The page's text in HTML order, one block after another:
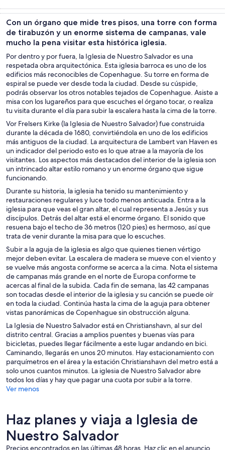
excursiones de
un día
historia
y
personalizados
actividades al
aire libre
Con un órgano que mide tres pisos, una torre con forma
de tirabuzón y un enorme sistema de campanas, vale
mucho la pena visitar esta histórica iglesia.
Por dentro y por fuera, la Iglesia de Nuestro Salvador es una
respetada obra arquitectónica. Esta iglesia barroca es uno de los
edificios más reconocibles de Copenhague. Su torre en forma de
espiral se puede ver desde toda la ciudad. Desde su cúspide,
podrás observar los otros notables tejados de Copenhague. Asiste a
misa con los lugareños para que escuches el órgano tocar, o realiza
tu visita durante el día para subir la escalera hasta la cima de la torre.
Vor Frelsers Kirke (la Iglesia de Nuestro Salvador) fue construida
durante la década de 1680, convirtiéndola en uno de los edificios
más antiguos de la ciudad. La arquitectura de Lambert van Haven es
un indicador del periodo esto es lo que atrae a la mayoría de los
visitantes. Los aspectos más destacados del interior de la iglesia son
un intrincado altar estilo romano y un enorme órgano que sigue
funcionando.
Durante su historia, la iglesia ha tenido su mantenimiento y
restauraciones regulares y luce todo menos anticuada. Entra a la
iglesia para que veas el gran altar, el cual representa a Jesús y sus
discípulos. Detrás del altar está el enorme órgano. El sonido que
resuena bajo el techo de 36 metros (120 pies) es hermoso, así que
trata de venir durante la misa para que lo escuches.
Subir a la aguja de la iglesia es algo que quienes tienen vértigo
mejor deben evitar. La escalera de madera se mueve con el viento y
se vuelve más angosta conforme se acerca a la cima. Nota el sistema
de campanas más grande en el norte de Europa conforme te
acercas al final de la subida. Cada fin de semana, las 42 campanas
son tocadas desde el interior de la iglesia y su canción se puede oír
en toda la ciudad. Continúa hasta la cima de la aguja para obtener
vistas panorámicas de Copenhague sin obstrucción alguna.
La Iglesia de Nuestro Salvador está en Christianshavn, al sur del
distrito central. Gracias a amplios puentes y buenas vías para
bicicletas, puedes llegar fácilmente a este lugar andando en bici.
Caminando, llegarás en unos 20 minutos. Hay estacionamiento con
parquímetros en el área y la estación Christianshavn del metro está a
solo unos cuantos minutos. La iglesia de Nuestro Salvador abre
todos los días y hay que pagar una cuota por subir a la torre.
Ver menos
Haz planes y viaja a Iglesia de
Nuestro Salvador
Precios encontrados en las últimas 48 horas. Haz clic en el anuncio